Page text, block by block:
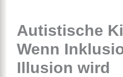
Autistische
Wenn
Illusion wird